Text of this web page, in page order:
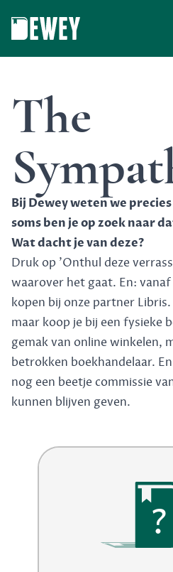
The
Bij Dewey weten we
soms ben je op zoek naar
Wat dacht je van deze?
Druk op 'Onthul deze
waarover het gaat. En:
kopen bij onze partner
maar koop je bij een fysieke
gemak van online winkelen,
betrokken boekhandelaar.
nog een beetje commissie
kunnen blijven geven.
?